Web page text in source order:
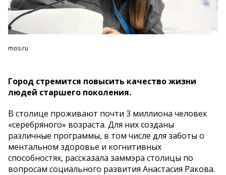
mos.ru
Город стремится повысить качество жизни
людей старшего поколения.
В столице проживают почти 3 миллиона человек
«серебряного» возраста. Для них созданы
различные программы, в том числе для заботы о
ментальном здоровье и когнитивных
способностях, рассказала заммэра столицы по
вопросам социального развития Анастасия Ракова.